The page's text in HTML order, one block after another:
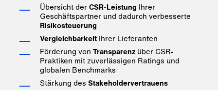
Übersicht derCSR-Leistung Ihrer
Geschäftspartner und dadurch verbesserte
Risikosteuerung
Vergleichbarkeit Ihrer Lieferanten
Förderung von Transparenz über CSR-
Praktiken mit zuverlässigen Ratings und
globalen Benchmarks
Stärkung des Stakeholdervertrauens